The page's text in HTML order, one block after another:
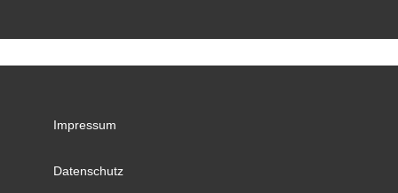
Impressum
Datenschutz